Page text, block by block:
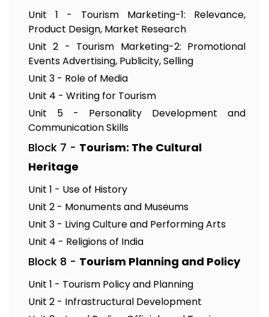
Unit 1 - Tourism Marketing-1: Relevance,
Product Design, Market Research
Unit 2 - Tourism Marketing-2: Promotional
Events Advertising, Publicity, Selling
Unit 3 - Role of Media
Unit 4 - Writing for Tourism
Unit 5 - Personality Development and
Communication Skills
Block 7 - Tourism: The Cultural
Heritage
Unit 1 - Use of History
Unit 2 - Monuments and Museums
Unit 3 - Living Culture and Performing Arts
Unit 4 - Religions of India
Block 8 - Tourism Planning and Policy
Unit 1 - Tourism Policy and Planning
Unit 2 - Infrastructural Development